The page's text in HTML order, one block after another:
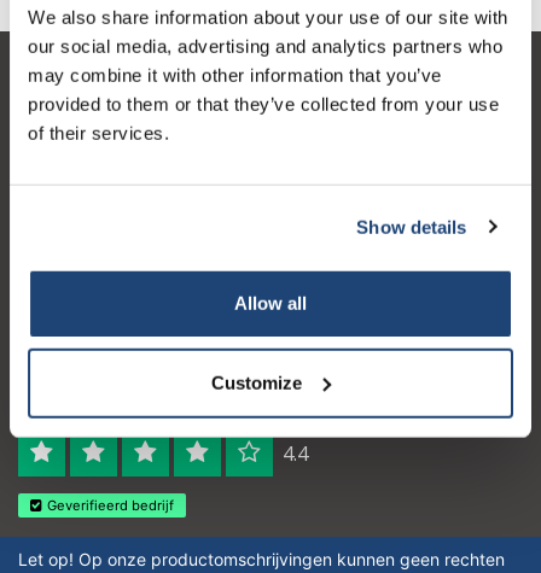
We also share information about your use of our site with
our social media, advertising and analytics partners who
may combine it with other information that you’ve
provided to them or that they’ve collected from your use
of their services.
Show details
Allow all
Customize
Service à la clientèle
Mon compte
Coordonnées
Reviews 273 - Bien
4.4
Geverifieerd bedrijf
Let op! Op onze productomschrijvingen kunnen geen rechten